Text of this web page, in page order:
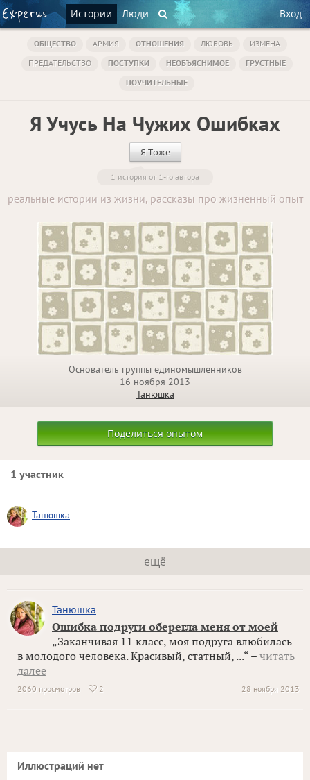
Истории Люди Вход
ОБЩЕСТВО АРМИЯ ОТНОШЕНИЯ ЛЮБОВЬ
ИЗМЕНА
ПРЕДАТЕЛЬСТВО
ПОСТУПКИ НЕОБЪЯСНИМОЕ
ГРУСТНЫЕ
ПОУЧИТЕЛЬНЫЕ
Я Учусь На Чужих Ошибках
Я Тоже
1 история от 1-го автора
реальные истории из жизни, рассказы про жизненный опыт
Основатель группы единомышленников
16 ноября 2013
Танюшка
Поделиться опытом
1 участник
Танюшка
ещё
Танюшка
Ошибка подруги оберегла меня от моей
„Заканчивая 11 класс, моя подруга влюбилась
в молодого человека. Красивый, статный, ...“ – читать
далее
28 ноября 2013
2060 просмотров  2
Иллюстраций нет